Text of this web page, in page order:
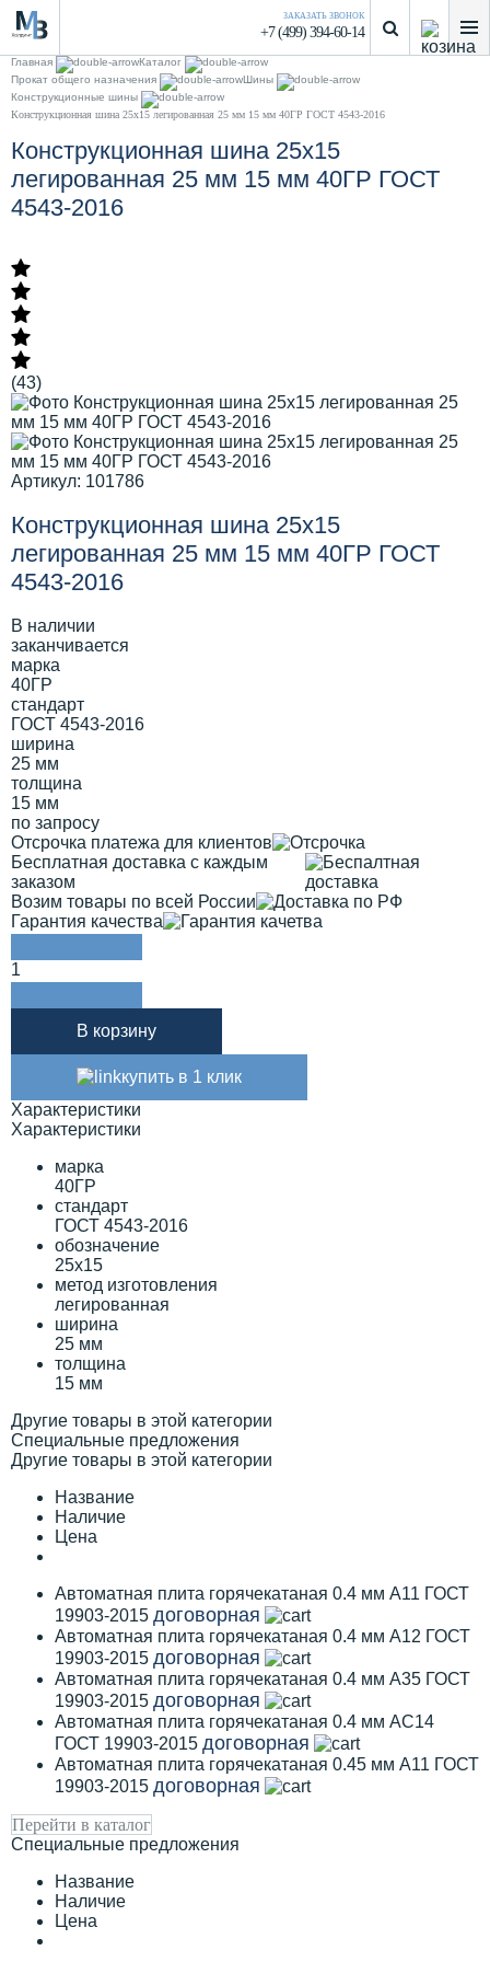
ЗАКАЗАТЬ ЗВОНОК
+7 (499) 394-60-14
Главная
Каталог
Прокат общего назначения
Шины
Конструкционные шины
Конструкционная шина 25х15 легированная 25 мм 15 мм 40ГР ГОСТ 4543-2016
Конструкционная шина 25х15
легированная 25 мм 15 мм 40ГР ГОСТ
4543-2016
(43)
Артикул: 101786
Конструкционная шина 25х15
легированная 25 мм 15 мм 40ГР ГОСТ
4543-2016
В наличии
заканчивается
марка
40ГР
стандарт
ГОСТ 4543-2016
ширина
25 мм
толщина
15 мм
по запросу
Отсрочка платежа для клиентов
Бесплатная доставка с каждым
заказом
Возим товары по всей России
Гарантия качества
1
В корзину
купить в 1 клик
Характеристики
Характеристики
марка
40ГР
стандарт
ГОСТ 4543-2016
обозначение
25х15
метод изготовления
легированная
ширина
25 мм
толщина
15 мм
Другие товары в этой категории
Специальные предложения
Другие товары в этой категории
Название
Наличие
Цена
Автоматная плита горячекатаная 0.4 мм А11 ГОСТ
19903-2015 договорная
Автоматная плита горячекатаная 0.4 мм А12 ГОСТ
19903-2015 договорная
Автоматная плита горячекатаная 0.4 мм А35 ГОСТ
19903-2015 договорная
Автоматная плита горячекатаная 0.4 мм АС14
ГОСТ 19903-2015 договорная
Автоматная плита горячекатаная 0.45 мм А11 ГОСТ
19903-2015 договорная
Перейти в каталог
Специальные предложения
Название
Наличие
Цена